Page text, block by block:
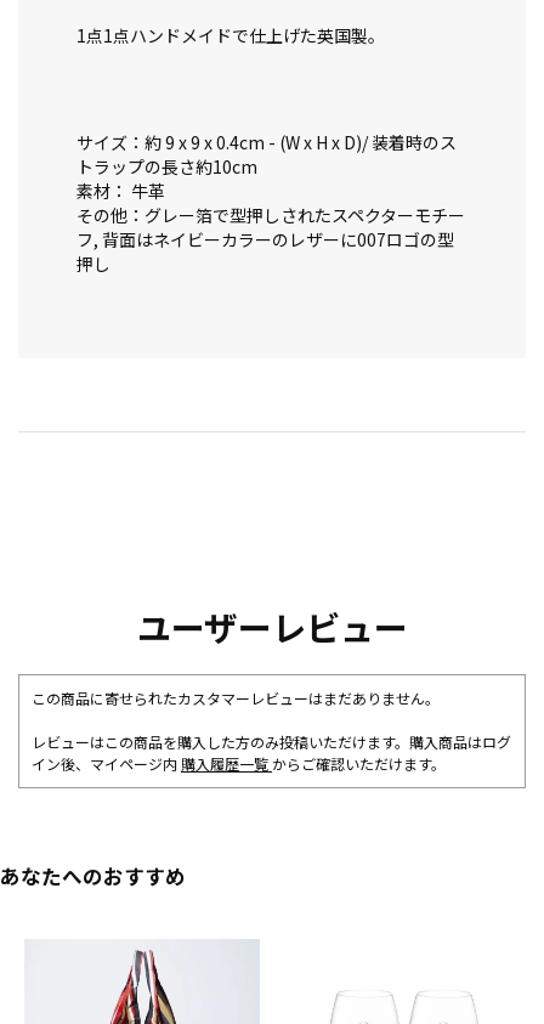
1点1点ハンドメイドで仕上げた英国製。
サイズ：約 9 x 9 x 0.4cm - (W x H x D)/ 装着時のス
トラップの長さ約10cm
素材： 牛革
その他：グレー箔で型押しされたスペクターモチー
フ, 背面はネイビーカラーのレザーに007ロゴの型
押し
ユーザーレビュー
この商品に寄せられたカスタマーレビューはまだありません。
レビューはこの商品を購入した方のみ投稿いただけます。購入商品はログ
イン後、マイページ内 購入履歴一覧 からご確認いただけます。
あなたへのおすすめ